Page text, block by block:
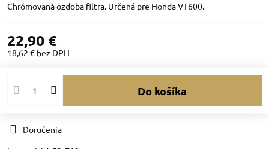
Chrómovaná ozdoba filtra. Určená pre Honda VT600.
22,90 €
18,62 € bez DPH
Do košíka
Doručenia